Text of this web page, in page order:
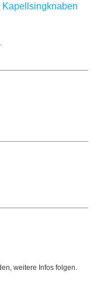
Kapellsingknaben
weitere Infos folgen.